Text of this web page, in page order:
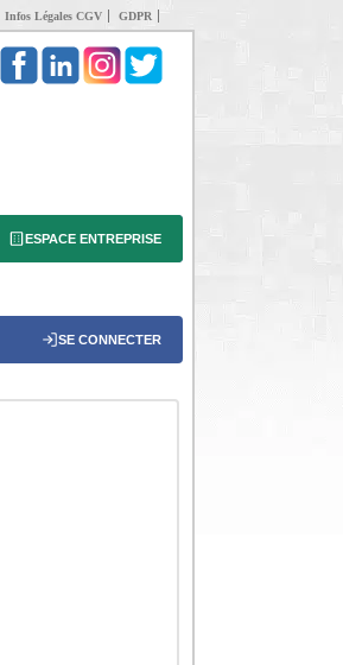
Infos Légales CGV GDPR
ESPACE ENTREPRISE
SE CONNECTER